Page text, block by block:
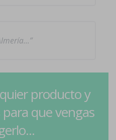
producto y
que vengas